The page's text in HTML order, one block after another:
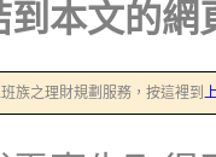
到本文的網
族之理財規劃服務，按這裡到